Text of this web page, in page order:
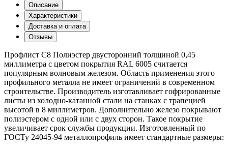
Описание
Характеристики
Доставка и оплата
Отзывы
Профлист С8 Полиэстер двусторонний толщиной 0,45
миллиметра с цветом покрытия RAL 6005 считается
популярным волновым железом. Область применения этого
профильного металла не имеет ограничений в современном
строительстве. Производитель изготавливает гофрированные
листы из холодно-катанной стали на станках с трапецией
высотой в 8 миллиметров. Дополнительно железо покрывают
полиэстером с одной или с двух сторон. Такое покрытие
увеличивает срок службы продукции. Изготовленный по
ГОСТу 24045-94 металлопрофиль имеет стандартные размеры: